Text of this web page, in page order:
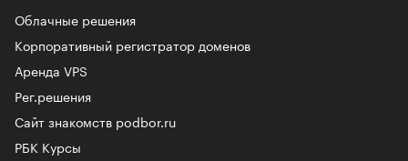
Облачные решения
Корпоративный регистратор доменов
Аренда VPS
Рег.решения
Сайт знакомств podbor.ru
РБК Курсы